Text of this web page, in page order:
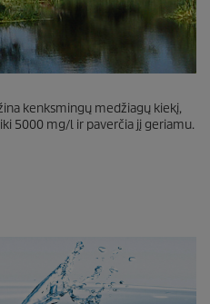
kenksmingų medžiagų kiekį,
5000 mg/l ir paverčia jį geriamu.